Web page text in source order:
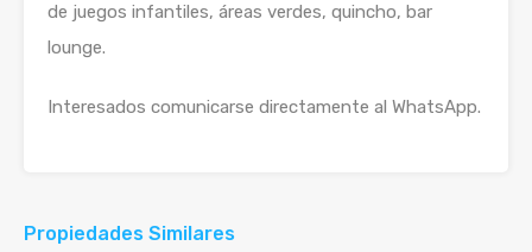
de juegos infantiles, áreas verdes, quincho, bar
lounge.
Interesados comunicarse directamente al WhatsApp.
Propiedades Similares